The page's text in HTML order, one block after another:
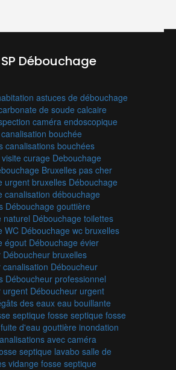
Débouchage
astuces de débouchage
de soude calcaire
caméra endoscopique
canalisation bouchée
canalisations bouchées
curage Debouchage
Bruxelles pas cher
urgent bruxelles Débouchage
canalisation débouchage
Débouchage gouttière
naturel Débouchage toilettes
WC Débouchage wc bruxelles
égout Débouchage évier
Déboucheur bruxelles
Déboucheur
Déboucheur professionnel
urgent Déboucheur urgent
des eauxeau bouillante
septique fosse septique fosse
fuite d'eau gouttière inondation
avec caméra
septique lavabo salle de
vidange fosse septique